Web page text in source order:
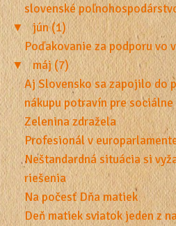
slovenské
▼
jún (1)
Poďakovanie za podporu vo
▼
máj (7)
Aj Slovensko sa zapojilo do
nákupu potravín pre
Zelenina zdražela
Profesionál v
Neštandardná situácia si
riešenia
Na počesť Dňa matiek
Deň matiek sviatok jeden z